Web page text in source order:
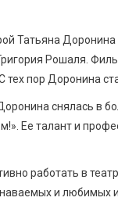
Татьяна
Рошаля.
пор Доронина
снялась в
Ее талант и
работать в
и любимых